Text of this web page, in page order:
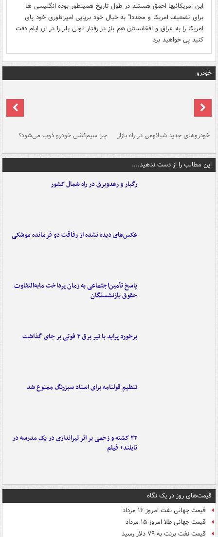
این امریکائیها احمق هستند در طول تاریخ همینطور بوده انگلیسی ها
برای تضعیف امریکا و مجددا" به خیال خود برپایی امپراطوری خود پای
امریکا را به عراق و افغانستان هم باز در رفتار تونی بلر را در ان ایام دقت
کنید پی خواهید برد
خودرو
خودروهای جدید شیائومی در راه بازار چرا سیم‌کشی خودرو ذوب می‌شود؟
این مطالب را از دست ندهید....
رگبار و رعدوبرق در راه شمال کشور
عکس‌های دیده نشده از رفاقت دو فرمانده‌ موشکی
پاسخ تأمین‌اجتماعی به زمان پرداخت مابه‌التفاوت
حقوق بازنشستگان
برخورد پراید با تیر برق ۲ فوتی بر جای گذاشت
تنظیم قولنامه برای اسناد سبزرنگ ممنوع شد
۲۲ کشته و زخمی بر اثر تیراندازی در یک مدرسه در
تایلند+ فیلم
قیمت‌های روز در یک نگاه
قیمت جهانی نفت امروز ۱۶ مرداد
قیمت جهانی طلا امروز ۱۵ مرداد
قیمت نفت برنت به ۷۹ دلار رسید